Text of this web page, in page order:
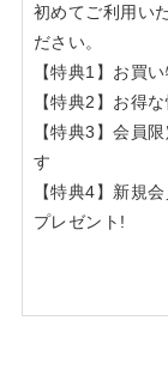
初めてご利用い
ださい。
【特典1】お買
【特典2】お得
【特典3】会員
す
【特典4】新規
プレゼント!